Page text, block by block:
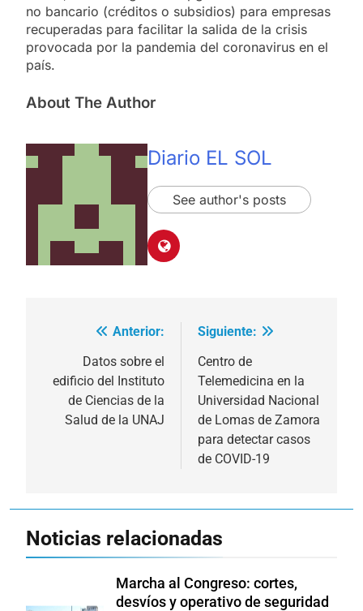
no bancario (créditos o subsidios) para empresas
recuperadas para facilitar la salida de la crisis
provocada por la pandemia del coronavirus en el
país.
About The Author
Diario EL SOL
See author's posts
Navegación
entradas
Anterior:
Datos sobre el
edificio del Instituto
de Ciencias de la
Salud de la UNAJ
Siguiente:
Centro de
Telemedicina en la
Universidad Nacional
de Lomas de Zamora
para detectar casos
de COVID-19
Noticias relacionadas
Marcha al Congreso: cortes,
desvíos y operativo de seguridad